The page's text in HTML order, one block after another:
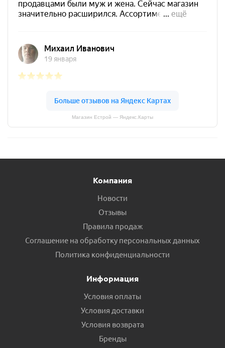
Магазин Естрой — Яндекс.Карты
Компания
Новости
Отзывы
Правила продаж
Соглашение на обработку персональных данных
Политика конфиденциальности
Информация
Условия оплаты
Условия доставки
Условия возврата
Бренды